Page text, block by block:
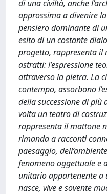
di una civiltà, anche
approssima a divenire
pensiero dominante di
esito di un costante
progetto, rappresenta
astratti: l’espressione
attraverso la pietra. La
contempo, assorbono
della successione di
volta un teatro di
rappresenta il mattone
rimanda a racconti
paesaggio,
fenomeno oggettuale e
unitario appartenente a
nasce, vive e sovente